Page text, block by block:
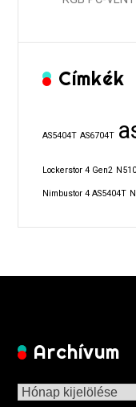
Címkék
AS5404T AS6704T
Lockerstor 4 Gen2
Nimbustor 4 AS5404T
Archívum
Archívum